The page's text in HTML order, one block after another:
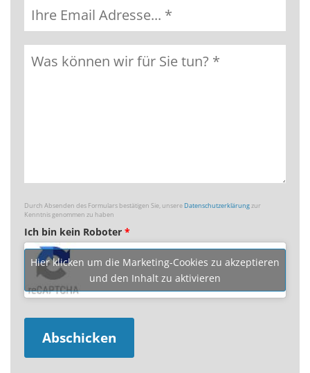
Durch Absenden des Formulars bestätigen Sie, unsereDatenschutzerklärungzur
Kenntnis genommen zu haben
Ich bin kein Roboter *
Hier klicken um die Marketing-Cookies zu akzeptieren
und den Inhalt zu aktivieren